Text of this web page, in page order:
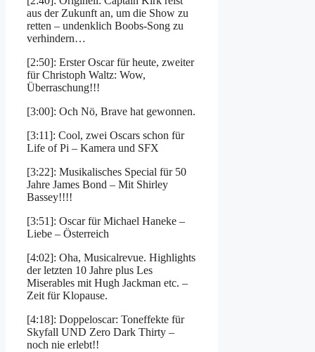
aus der Zukunft an, um die Show zu
retten – undenklich Boobs-Song zu
verhindern…
[2:50]: Erster Oscar für heute, zweiter
für Christoph Waltz: Wow,
Überraschung!!!
[3:00]: Och Nö, Brave hat gewonnen.
[3:11]: Cool, zwei Oscars schon für
Life of Pi – Kamera und SFX
[3:22]: Musikalisches Special für 50
Jahre James Bond – Mit Shirley
Bassey!!!!
[3:51]: Oscar für Michael Haneke –
Liebe – Österreich
[4:02]: Oha, Musicalrevue. Highlights
der letzten 10 Jahre plus Les
Miserables mit Hugh Jackman etc. –
Zeit für Klopause.
[4:18]: Doppeloscar: Toneffekte für
Skyfall UND Zero Dark Thirty –
noch nie erlebt!!